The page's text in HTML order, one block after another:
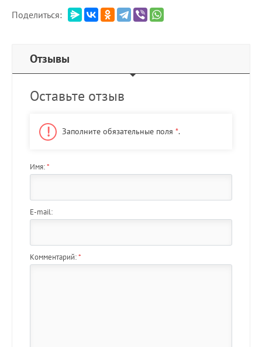
Поделиться:
Отзывы
Оставьте отзыв
Заполните обязательные поля *.
Имя:*
E-mail:
Комментарий:*